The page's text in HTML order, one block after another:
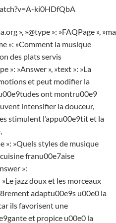
ki0HDfQbA
», »@type »: »FAQPage »,
»: »Comment la musique
des plats servis
»: »Answer », »text »: »La
et peut modifier la
ont montru00e9
intensifier la douceur,
stimulent l’appu00e9tit et la
»: »Quels styles de musique
franu00e7aise
»:
»Le jazz doux et les morceaux
adaptu00e9s u00e0 la
ils favorisent une
et propice u00e0 la